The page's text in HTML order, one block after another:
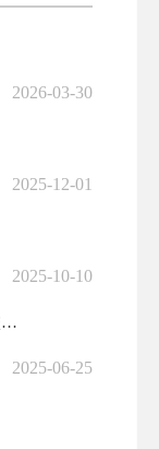
2026-03-30
2025-12-01
2025-10-10
关于2025年定西市选拔招募普通高校毕业生到基层从事“三支一扶”“特...
2025-06-25